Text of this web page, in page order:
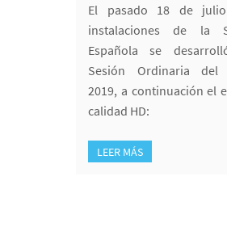
El pasado 18 de
instalaciones de la
Española se
Sesión Ordinaria del
2019, a continuación el
calidad HD:
LEER MÁS